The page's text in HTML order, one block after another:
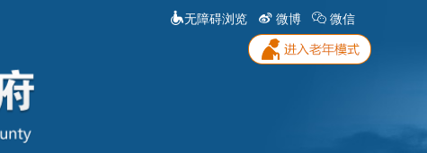
无障碍浏览 微博 微信